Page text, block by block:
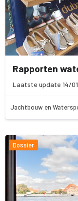
Rapporten
Laatste update 14/
Jachtbouw en
Dossier